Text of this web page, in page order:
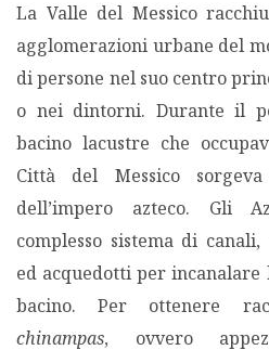
AUTORI
La Valle del Messico
agglomerazioni urbane del
di persone nel suo centro
o nei dintorni. Durante il
bacino lacustre che
Città del Messico
dell’impero azteco. Gli
complesso sistema di
ed acquedotti per incanalare
bacino. Per ottenere
chinampas, ovvero